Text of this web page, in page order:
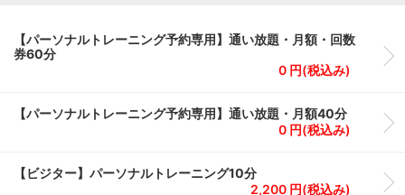
【パーソナルトレーニング予約専用】通い放題・月額・回数
券60分
0 円(税込み)
【パーソナルトレーニング予約専用】通い放題・月額40分
0 円(税込み)
【ビジター】パーソナルトレーニング10分
2,200 円(税込み)